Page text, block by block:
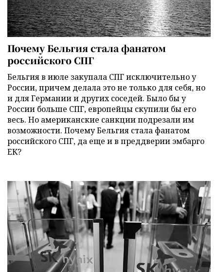
Почему Бельгия стала фанатом
российского СПГ
Бельгия в июле закупала СПГ исключительно у
России, причем делала это не только для себя, но
и для Германии и других соседей. Было бы у
России больше СПГ, европейцы скупили бы его
весь. Но американские санкции подрезали им
возможности. Почему Бельгия стала фанатом
российского СПГ, да еще и в преддверии эмбарго
ЕК?